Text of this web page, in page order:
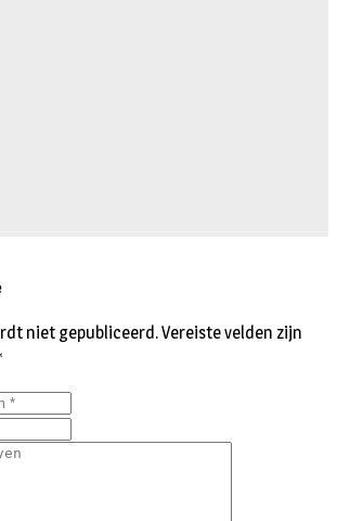
niet gepubliceerd.Vereiste velden zijn